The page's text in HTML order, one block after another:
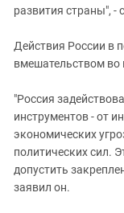
развития страны", -
Действия России в
вмешательством во
"Россия
инструментов - от
экономических
политических сил.
допустить
заявил он.